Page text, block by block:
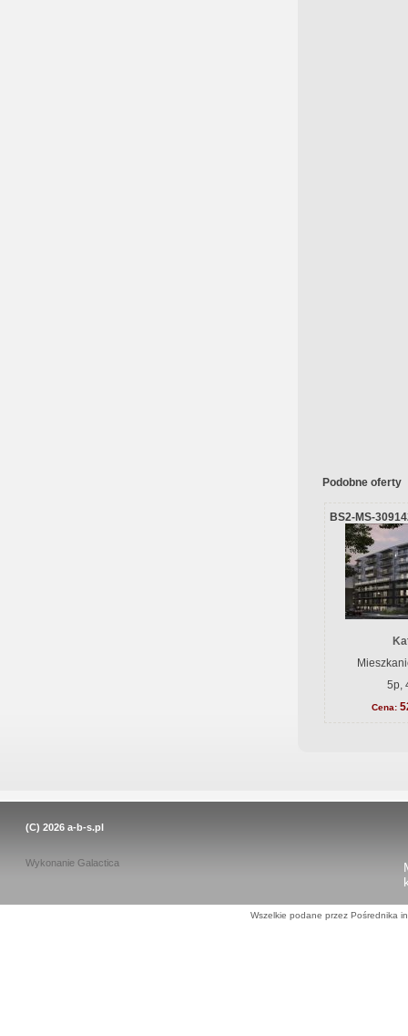
Podobne oferty
BS2-MS-
5p,
Cena:
(C) 2026 a-b-s.pl
Wykonanie Galactica
Wszelkie podane przez Pośrednika